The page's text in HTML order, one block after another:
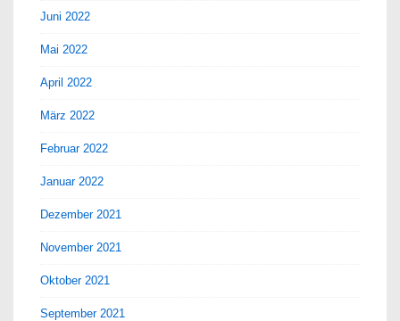
Juni 2022
Mai 2022
April 2022
März 2022
Februar 2022
Januar 2022
Dezember 2021
November 2021
Oktober 2021
September 2021